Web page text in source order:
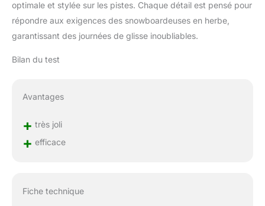
optimale et stylée sur les pistes. Chaque détail est pensé pour
répondre aux exigences des snowboardeuses en herbe,
garantissant des journées de glisse inoubliables.
Bilan du test
Avantages
+ très joli
+ efficace
Fiche technique